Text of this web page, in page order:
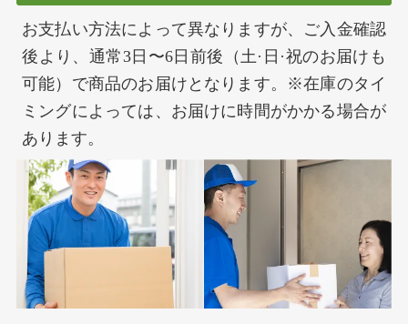
お支払い方法によって異なりますが、ご入金確認
後より、通常3日〜6日前後（土·日·祝のお届けも
可能）で商品のお届けとなります。※在庫のタイ
ミングによっては、お届けに時間がかかる場合が
あります。